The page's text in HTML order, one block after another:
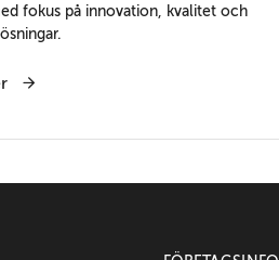
fokus på innovation, kvalitet och